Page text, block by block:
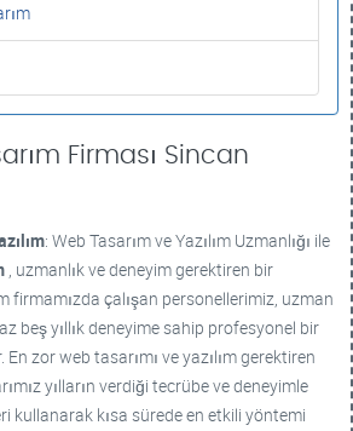
Firması Sincan
: Web Tasarım ve Yazılım Uzmanlığı ile
, uzmanlık ve deneyim gerektiren bir
firmamızda çalışan personellerimiz, uzman
beş yıllık deneyime sahip profesyonel bir
zor web tasarımı ve yazılım gerektiren
yılların verdiği tecrübe ve deneyimle
kullanarak kısa sürede en etkili yöntemi